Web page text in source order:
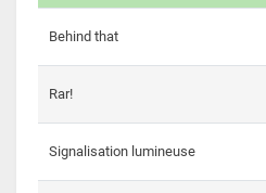
Behind that
Rar!
Signalisation lumineuse